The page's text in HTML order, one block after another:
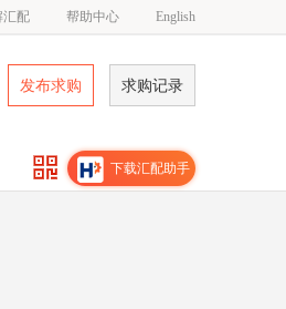
汇配 帮助中心 English
发布求购 求购记录
下载汇配助手